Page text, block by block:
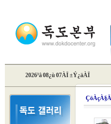
2026³â 08¿ù 07ÀÏ ±Ý¿äÀÏ
Çö